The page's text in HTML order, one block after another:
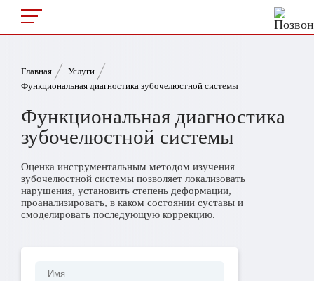
Главная
Услуги
Функциональная диагностика зубочелюстной системы
Функциональная диагностика
зубочелюстной системы
Оценка инструментальным методом изучения
зубочелюстной системы позволяет локализовать
нарушения, установить степень деформации,
проанализировать, в каком состоянии суставы и
смоделировать последующую коррекцию.